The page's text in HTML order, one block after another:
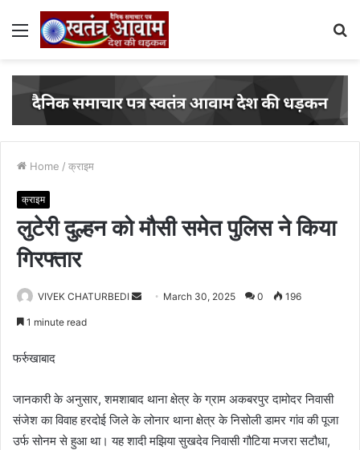
Menu
Home / क्राइम
क्राइम
लुटेरी दुल्हन को मौसी समेत पुलिस ने किया
गिरफ्तार
VIVEK CHATURBEDI
n
March 30, 2025 0 196
1 minute read
फर्रुखाबाद
जानकारी के अनुसार, शमशाबाद थाना क्षेत्र के ग्राम अकबरपुर दामोदर निवासी
संजेश का विवाह हरदोई जिले के लोनार थाना क्षेत्र के निसोली डामर गांव की पूजा
उर्फ सोनम से हुआ था। यह शादी मझिया सुखदेव निवासी गौटिया मजरा सटौधा,